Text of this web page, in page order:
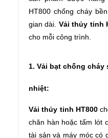
HT800 chống cháy
gian dài. Vải thủy tinh
cho mỗi công trình.
1. Vải bạt chống
nhiệt:
Vải thủy tinh HT800
chăn hàn hoặc tấm lót
tài sản và máy móc có